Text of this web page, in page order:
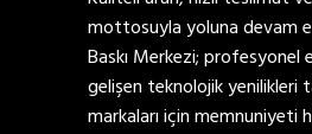
mottosuyla yoluna devam
Baskı Merkezi; profesyonel
gelişen teknolojik yenilikleri
markaları için memnuniyeti